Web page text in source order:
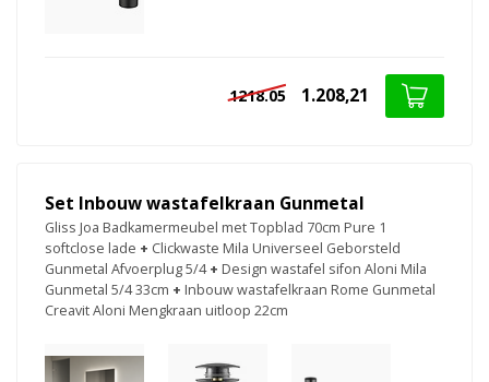
1218.05 1.208,21
Set Inbouw wastafelkraan Gunmetal
Gliss Joa Badkamermeubel met Topblad 70cm Pure 1
softclose lade + Clickwaste Mila Universeel Geborsteld
Gunmetal Afvoerplug 5/4 + Design wastafel sifon Aloni Mila
Gunmetal 5/4 33cm + Inbouw wastafelkraan Rome Gunmetal
Creavit Aloni Mengkraan uitloop 22cm